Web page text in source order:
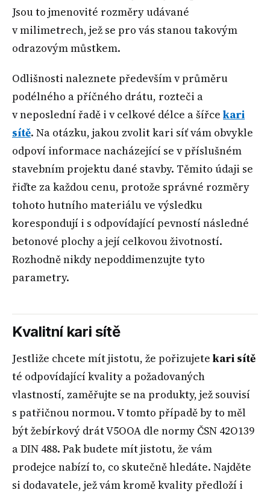
Jsou to jmenovité rozměry udávané
v milimetrech, jež se pro vás stanou takovým
odrazovým můstkem.
Odlišnosti naleznete především v průměru
podélného a příčného drátu, rozteči a
v neposlední řadě i v celkové délce a šířce kari
sítě. Na otázku, jakou zvolit kari síť vám obvykle
odpoví informace nacházející se v příslušném
stavebním projektu dané stavby. Těmito údaji se
řiďte za každou cenu, protože správné rozměry
tohoto hutního materiálu ve výsledku
korespondují i s odpovídající pevností následné
betonové plochy a její celkovou životností.
Rozhodně nikdy nepoddimenzujte tyto
parametry.
Kvalitní kari sítě
Jestliže chcete mít jistotu, že pořizujete kari sítě
té odpovídající kvality a požadovaných
vlastností, zaměřujte se na produkty, jež souvisí
s patřičnou normou. V tomto případě by to měl
být žebírkový drát V5OOA dle normy ČSN 42O139
a DIN 488. Pak budete mít jistotu, že vám
prodejce nabízí to, co skutečně hledáte. Najděte
si dodavatele, jež vám kromě kvality předloží i